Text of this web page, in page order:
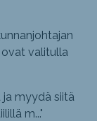
valitulla
ja myydä siitä
m..."